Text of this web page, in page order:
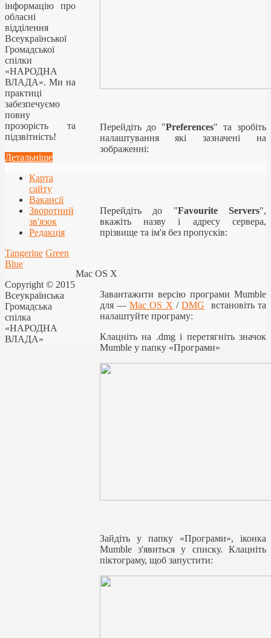
Перейдіть до "Preferences" та зробіть
налаштування які зазначені на
зображенні:
Перейдіть до "Favourite Servers",
вкажіть назву і адресу сервера,
прізвище та ім'я без пропусків:
Mac OS X
Завантажити версію програми Mumble
для —Mac OS X /DMG встановіть та
налаштуйте програму:
Клацніть на .dmg і перетягніть значок
Mumble у папку «Програми»
Зайдіть у папку «Програми», іконка
Mumble з'явиться у списку. Клацніть
піктограму, щоб запустити:
інформацію про
обласні
відділення
Всеукраїнської
Громадської
спілки
«НАРОДНА
ВЛАДА». Ми на
практиці
забезпечуємо
повну
прозорість та
підзвітність!
Детальніше
Карта
сайту
Вакансії
Зворотний
зв'язок
Редакція
Tangerine Green
Blue
Copyright © 2015
Всеукраїнська
Громадська
спілка
«НАРОДНА
ВЛАДА»